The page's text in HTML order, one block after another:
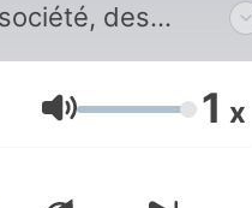
des
plus. Entre
et
vibrer, douter et
Głośność 1 x